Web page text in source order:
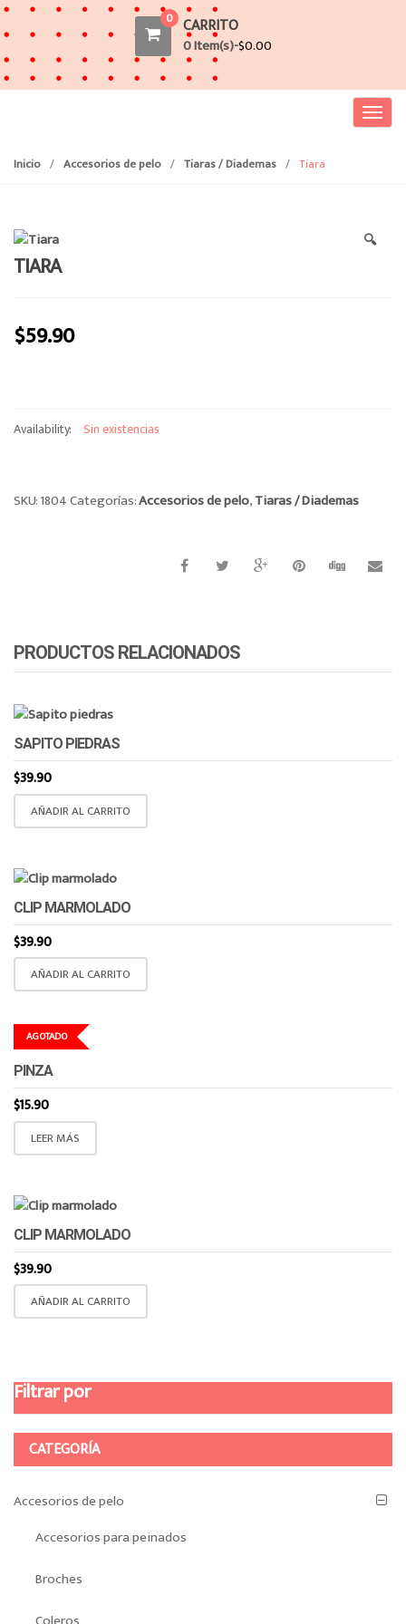
0 CARRITO
0 Item(s)-$0.00
T
n
Inicio / Accesorios de pelo / Tiaras / Diademas / Tiara
🔍
TIARA
$59.90
Availability: Sin existencias
SKU:1804Categorías:Accesorios de pelo,Tiaras / Diademas
PRODUCTOS RELACIONADOS
SAPITO PIEDRAS
$39.90
AÑADIR AL CARRITO
CLIP MARMOLADO
$39.90
AÑADIR AL CARRITO
AGOTADO
PINZA
$15.90
LEER MÁS
CLIP MARMOLADO
$39.90
AÑADIR AL CARRITO
Filtrar por
CATEGORÍA
Accesorios de pelo
Accesorios para peinados
Broches